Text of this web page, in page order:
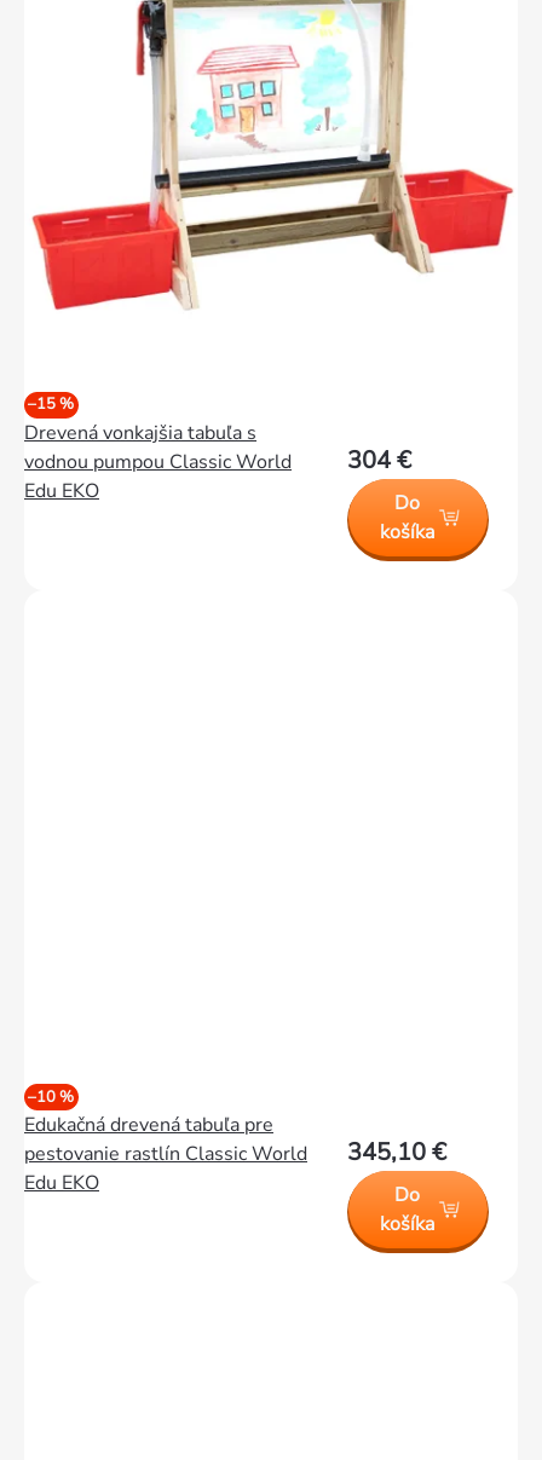
–15 %
Drevená vonkajšia tabuľa s
vodnou pumpou Classic World
Edu EKO
304 €
Do
košíka
–10 %
Edukačná drevená tabuľa pre
pestovanie rastlín Classic World
Edu EKO
345,10 €
Do
košíka